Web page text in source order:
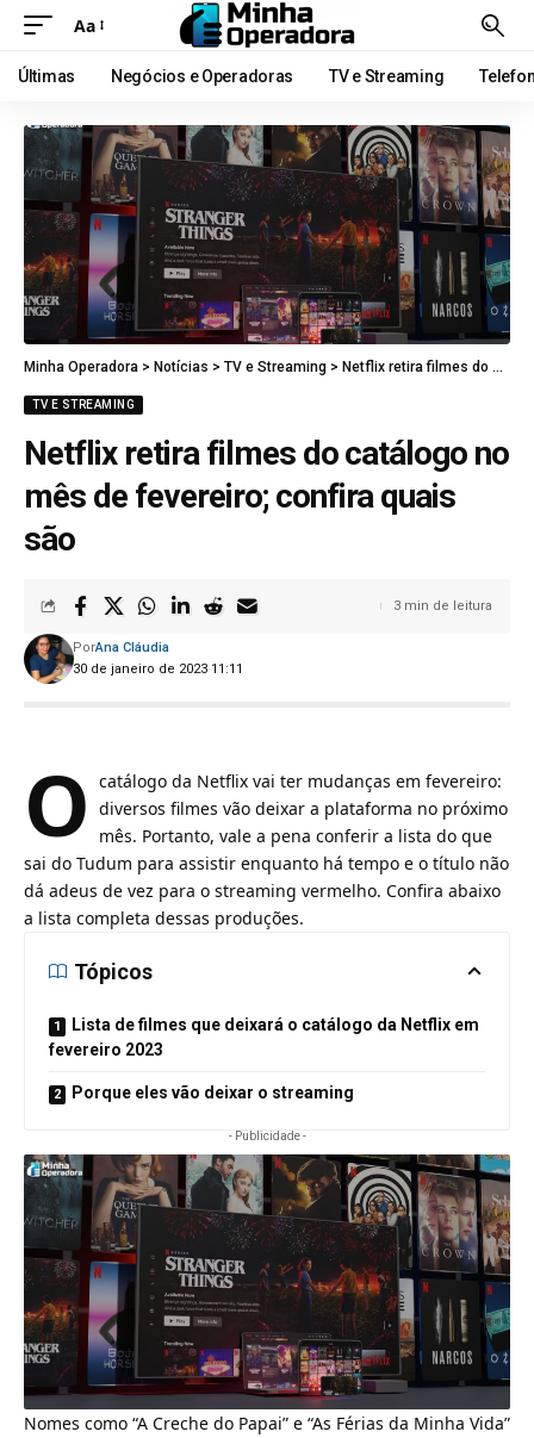
Aa
Últimas Negócios e Operadoras TV e Streaming
Minha Operadora > Notícias > TV e Streaming > Netflix retira filmes do catálogo no mês de fevereiro; confira quais são
TV E STREAMING
Netflix retira filmes do catálogo no
mês de fevereiro; confira quais
são
30 de janeiro de 2023 11:11
PorAna Cláudia
3 min de leitura
O catálogo da Netflix vai ter mudanças em fevereiro:
diversos filmes vão deixar a plataforma no próximo
mês. Portanto, vale a pena conferir a lista do que
sai do Tudum para assistir enquanto há tempo e o título não
dá adeus de vez para o streaming vermelho. Confira abaixo
a lista completa dessas produções.
Tópicos
Lista de filmes que deixará o catálogo da Netflix em
fevereiro 2023
Porque eles vão deixar o streaming
- Publicidade -
Nomes como “A Creche do Papai” e “As Férias da Minha Vida”